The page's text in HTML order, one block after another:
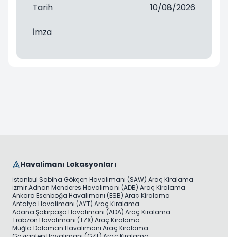
Tarih 10/08/2026
İmza
Havalimanı Lokasyonları
İstanbul Sabiha Gökçen Havalimanı (SAW) Araç Kiralama
İzmir Adnan Menderes Havalimanı (ADB) Araç Kiralama
Ankara Esenboğa Havalimanı (ESB) Araç Kiralama
Antalya Havalimanı (AYT) Araç Kiralama
Adana Şakirpaşa Havalimanı (ADA) Araç Kiralama
Trabzon Havalimanı (TZX) Araç Kiralama
Muğla Dalaman Havalimanı Araç Kiralama